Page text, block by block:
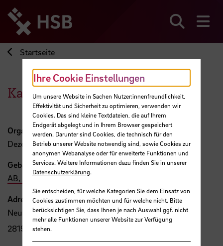
zum
Seiteninhalt
springen
Startseite
Katharina Saffe
Organisation
Dezernat 4
Gebäude, Raum
AB, 01
Adresse
Neustadtswall 30
28199 Bremen
Ihre Cookie Einstellungen
Um unsere Website in Sachen Nutzer:innenfreundlichkeit,
Effektivität und Sicherheit zu optimieren, verwenden wir
Cookies. Das sind kleine Textdateien, die auf Ihrem
Endgerät abgelegt und in Ihrem Browser gespeichert
werden. Darunter sind Cookies, die technisch für den
Betrieb unserer Website notwendig sind, sowie Cookies zur
anonymen Webanalyse oder für erweiterte Funktionen und
Services. Weitere Informationen dazu finden Sie in unserer
Datenschutzerklärung.
Sie entscheiden, für welche Kategorien Sie dem Einsatz von
Cookies zustimmen möchten und für welche nicht. Bitte
berücksichtigen Sie, dass Ihnen je nach Auswahl ggf. nicht
mehr alle Funktionen unserer Website zur Verfügung
stehen.